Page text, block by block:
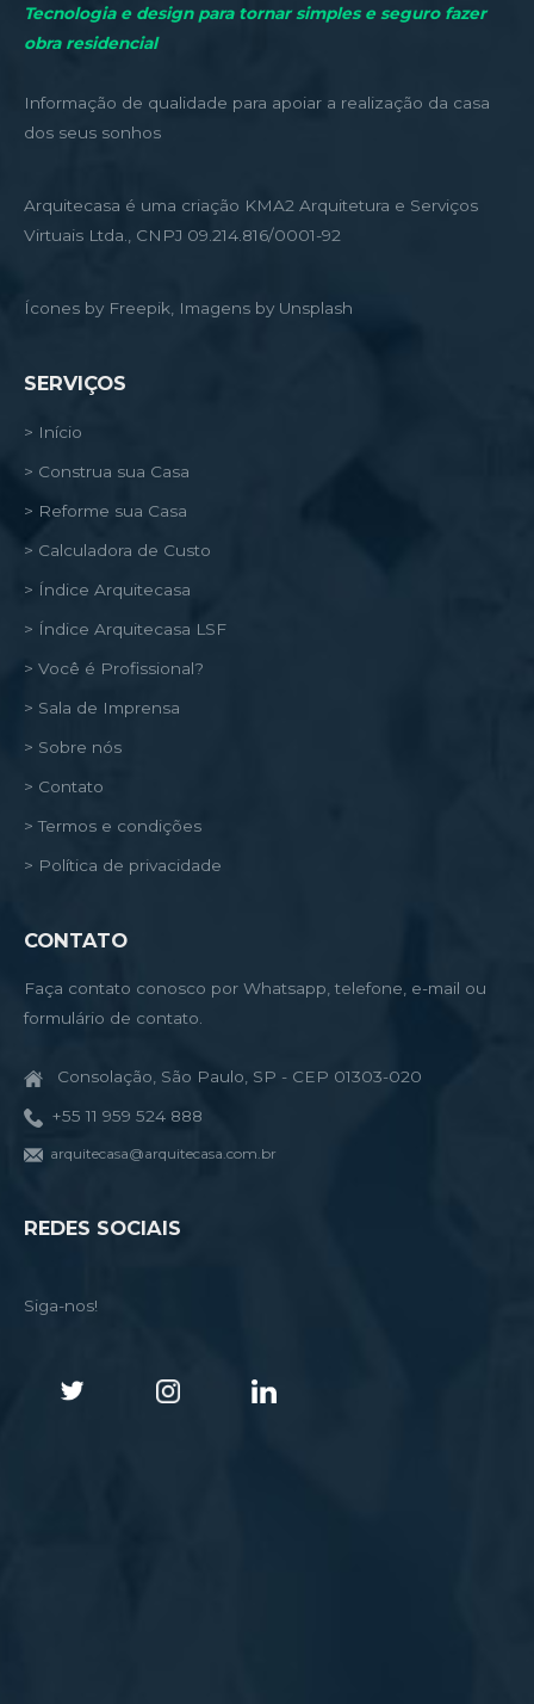
Tecnologia e design para tornar simples e seguro fazer
obra residencial
Informação de qualidade para apoiar a realização da casa
dos seus sonhos
Arquitecasa é uma criação KMA2 Arquitetura e Serviços
Virtuais Ltda., CNPJ 09.214.816/0001-92
Ícones by Freepik, Imagens by Unsplash
SERVIÇOS
> Início
> Construa sua Casa
> Reforme sua Casa
> Calculadora de Custo
> Índice Arquitecasa
> Índice Arquitecasa LSF
> Você é Profissional?
> Sala de Imprensa
> Sobre nós
> Contato
> Termos e condições
> Política de privacidade
CONTATO
Faça contato conosco por Whatsapp, telefone, e-mail ou
formulário de contato.
Consolação, São Paulo, SP - CEP 01303-020
+55 11 959 524 888
arquitecasa@arquitecasa.com.br
REDES SOCIAIS
Siga-nos!